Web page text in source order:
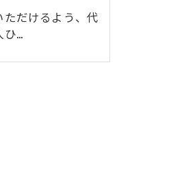
だけるよう、代
ひ…